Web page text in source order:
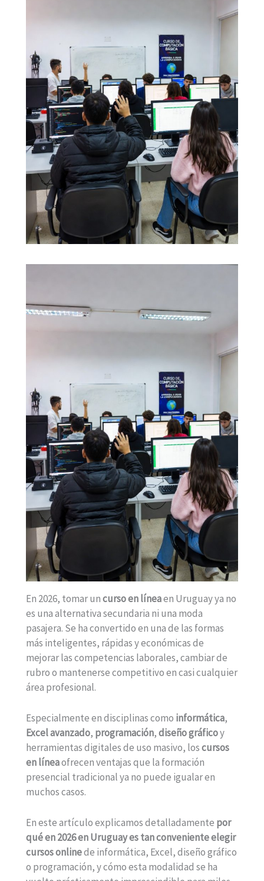
En 2026, tomar uncurso en líneaen Uruguay ya no
es una alternativa secundaria ni una moda
pasajera. Se ha convertido en una de las formas
más inteligentes, rápidas y económicas de
mejorar las competencias laborales, cambiar de
rubro o mantenerse competitivo en casi cualquier
área profesional.
Especialmente en disciplinas como informática,
Excel avanzado, programación,diseño gráficoy
herramientas digitales de uso masivo, loscursos
en líneaofrecen ventajas que la formación
presencial tradicional ya no puede igualar en
muchos casos.
En este artículo explicamos detalladamente por
qué en 2026 en Uruguay es tan conveniente elegir
cursos onlinede informática, Excel, diseño gráfico
o programación, y cómo esta modalidad se ha